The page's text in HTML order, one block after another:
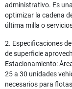
administrativo. Es
optimizar la cadena
última milla o
2. Especificaciones
de superficie
Estacionamiento:
25 a 30 unidades
necesarios para